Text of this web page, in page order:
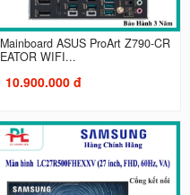
Mainboard ASUS ProArt Z790-CR
EATOR WIFI...
10.900.000 đ